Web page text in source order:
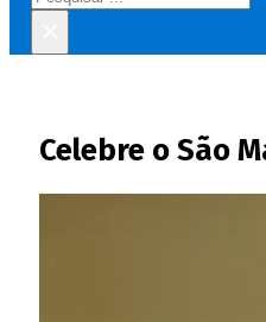
Celebre o São